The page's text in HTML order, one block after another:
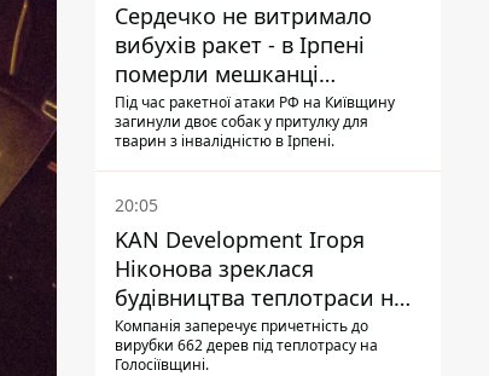
Сердечко не витримало
вибухів ракет - в Ірпені
померли мешканці
притулку для собак з
інвалідністю
Під час ракетної атаки РФ на Київщину
загинули двоє собак у притулку для
тварин з інвалідністю в Ірпені.
20:05
KAN Development Ігоря
Ніконова зреклася
будівництва теплотраси на
Теремках
Компанія заперечує причетність до
вирубки 662 дерев під теплотрасу на
Голосіївщині.